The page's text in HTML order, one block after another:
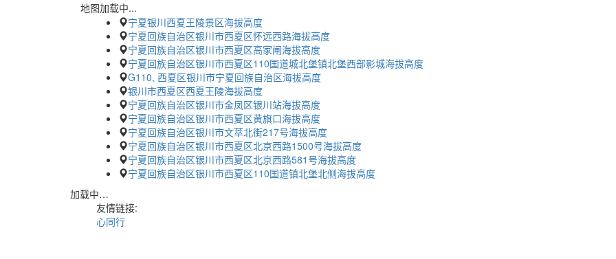
地图加载中...
宁夏银川西夏王陵景区海拔高度
宁夏回族自治区银川市西夏区怀远西路海拔高度
宁夏回族自治区银川市西夏区高家闸海拔高度
宁夏回族自治区银川市西夏区110国道城北堡镇北堡西部影城海拔高度
G110, 西夏区银川市宁夏回族自治区海拔高度
银川市西夏区西夏王陵海拔高度
宁夏回族自治区银川市金凤区银川站海拔高度
宁夏回族自治区银川市西夏区黄旗口海拔高度
宁夏回族自治区银川市文萃北街217号海拔高度
宁夏回族自治区银川市西夏区北京西路1500号海拔高度
宁夏回族自治区银川市西夏区北京西路581号海拔高度
宁夏回族自治区银川市西夏区110国道镇北堡北侧海拔高度
加载中…
友情链接:
心同行